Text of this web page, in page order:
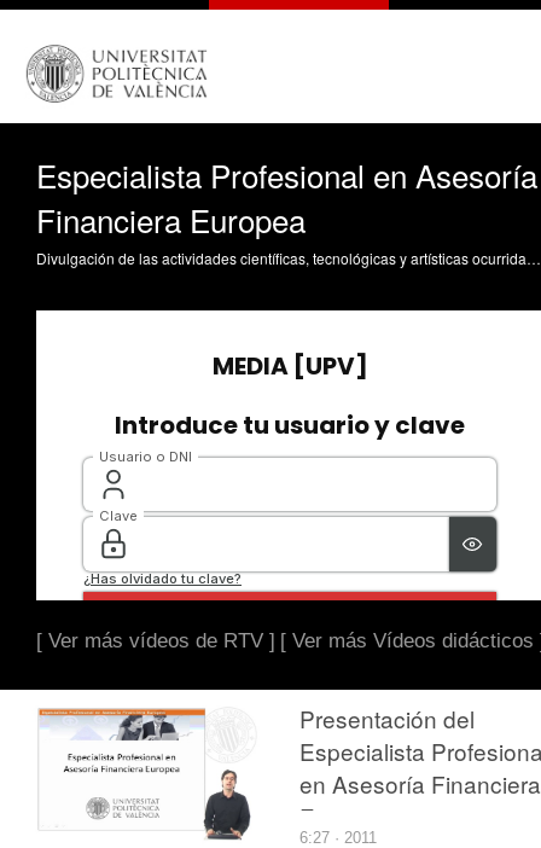
Especialista Profesional en Asesoría
Financiera Europea
Divulgación de las actividades científicas, tecnológicas y artísticas ocurridas en los tres campus de la UPV
[ Ver más vídeos de RTV ] [ Ver más Vídeos didácticos
Presentación del
Especialista
en Asesoría Financiera
Europea
6:27 · 2011